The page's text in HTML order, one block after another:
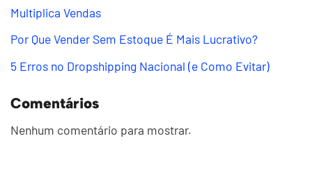
Multiplica Vendas
Por Que Vender Sem Estoque É Mais Lucrativo?
5 Erros no Dropshipping Nacional (e Como Evitar)
Comentários
Nenhum comentário para mostrar.